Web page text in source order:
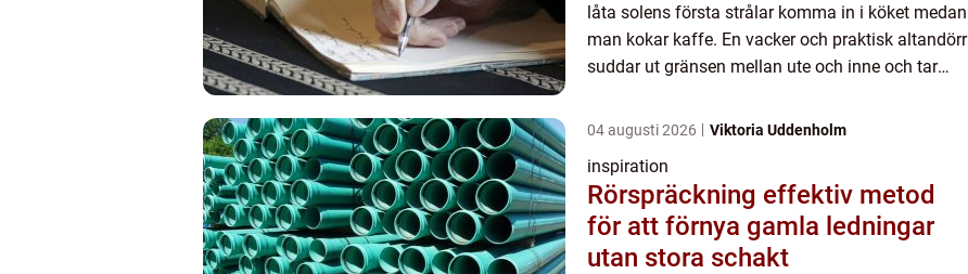
låta solens första strålar komma in i köket medan
man kokar kaffe. En vacker och praktisk altandörr
suddar ut gränsen mellan ute och inne och tar
04 augusti 2026 Viktoria Uddenholm
inspiration
Rörspräckning effektiv metod
för att förnya gamla ledningar
utan stora schakt